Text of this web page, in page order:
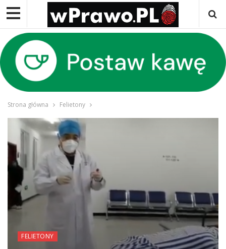
Strona główna Felietony
FELIETONY